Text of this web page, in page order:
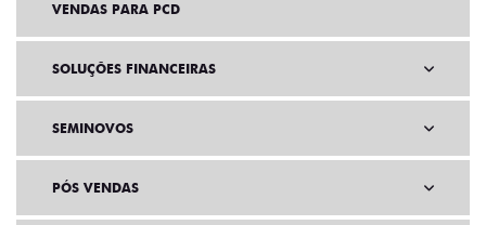
VENDAS PARA PCD
SOLUÇÕES FINANCEIRAS
SEMINOVOS
PÓS VENDAS